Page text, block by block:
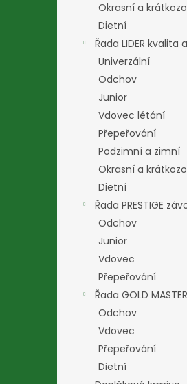
Okrasní a
Dietní
Řada LIDER kvalita
Univerzální
Odchov
Junior
Vdovec létání
Přepeřování
Podzimní a zimní
Okrasní a
Dietní
Řada PRESTIGE
Odchov
Junior
Vdovec
Přepeřování
Řada GOLD
Odchov
Vdovec
Přepeřování
Dietní